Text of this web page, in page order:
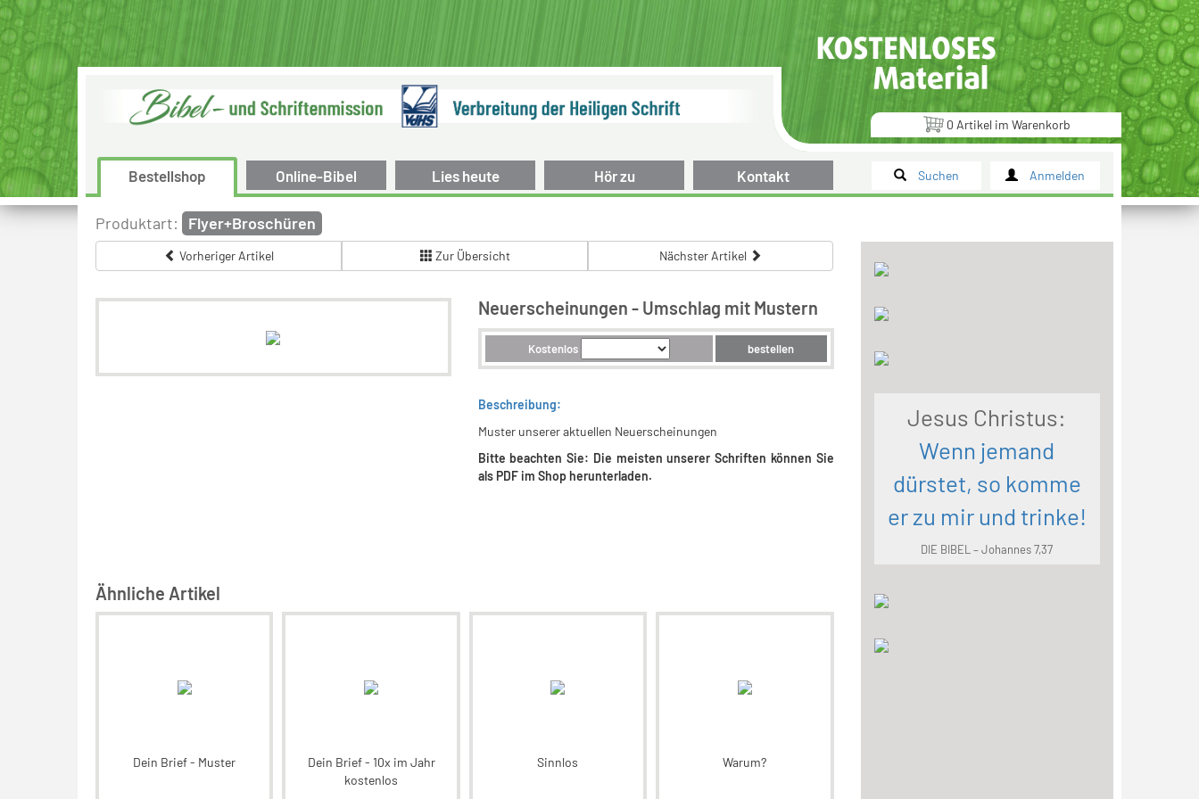
0 Artikel im Warenkorb
Bestellshop Online-Bibel Lies heute Hör zu Kontakt Suchen Anmelden
Produktart: Flyer+Broschüren
Vorheriger Artikel Zur Übersicht Nächster Artikel
Neuerscheinungen - Umschlag mit Mustern
Kostenlos bestellen
Beschreibung:
Muster unserer aktuellen Neuerscheinungen
Bitte beachten Sie: Die meisten unserer Schriften können Sie
als PDF im Shop herunterladen.
Ähnliche Artikel
Dein Brief - Muster
Dein Brief - 10x im Jahr
kostenlos
Sinnlos Warum?
Jesus Christus:
Wenn jemand
dürstet, so komme
er zu mir und trinke!
DIE BIBEL – Johannes 7,37